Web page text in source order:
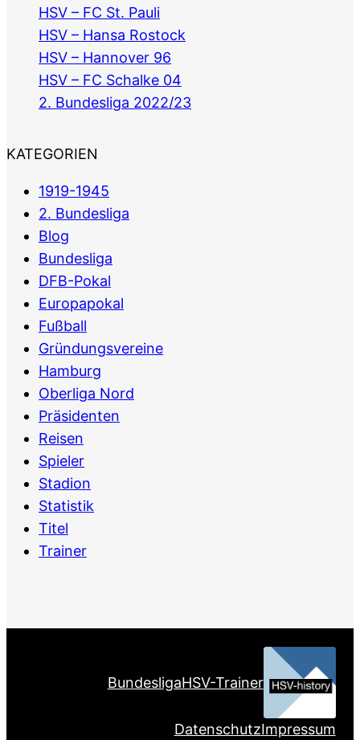
HSV – FC St. Pauli
HSV – Hansa Rostock
HSV – Hannover 96
HSV – FC Schalke 04
2. Bundesliga 2022/23
KATEGORIEN
1919-1945
2. Bundesliga
Blog
Bundesliga
DFB-Pokal
Europapokal
Fußball
Gründungsvereine
Hamburg
Oberliga Nord
Präsidenten
Reisen
Spieler
Stadion
Statistik
Titel
Trainer
BundesligaHSV-Trainer
DatenschutzImpressum